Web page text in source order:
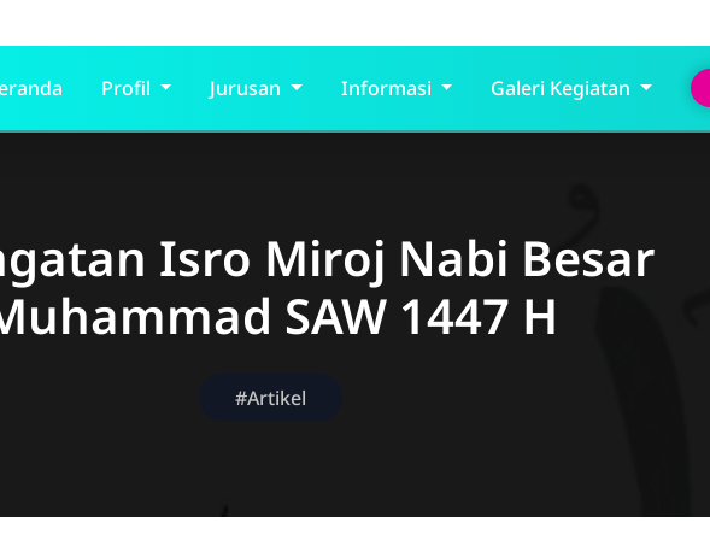
Profil Jurusan Informasi Galeri Kegiatan
Isro Miroj Nabi Besar
SAW 1447 H
#Artikel